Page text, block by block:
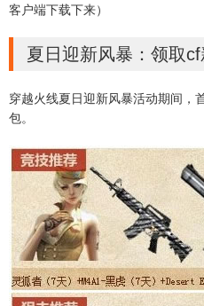
客户端下载下来）
夏日迎新风暴：领取
穿越火线夏日迎新风暴活动期间，
包。